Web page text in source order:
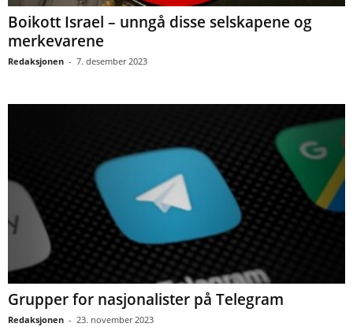
Boikott Israel – unngå disse selskapene og
merkevarene
Redaksjonen - 7. desember 2023
Grupper for nasjonalister på Telegram
Redaksjonen - 23. november 2023